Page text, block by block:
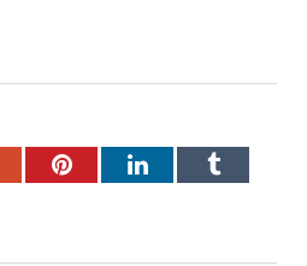
PinterestLinkedInTumblr